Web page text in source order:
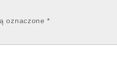
oznaczone*